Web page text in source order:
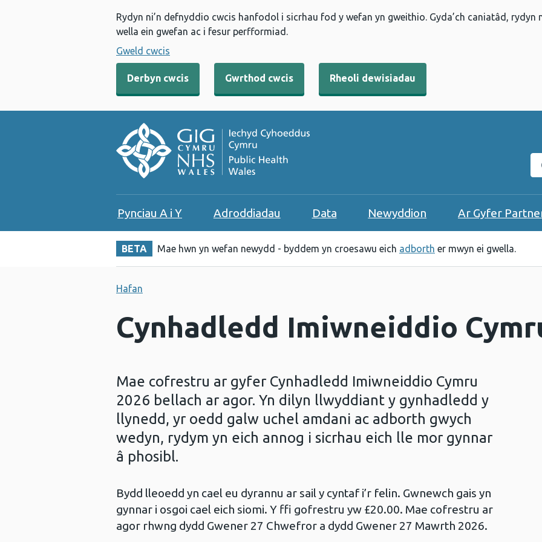
Rydyn ni’n defnyddio cwcis hanfodol i sicrhau fod y wefan yn gweithio. Gyda’ch caniatâd,
wella ein gwefan ac i fesur perfformiad.
Gweld cwcis
Derbyn cwcis Gwrthod cwcis Rheoli dewisiadau
Pynciau A i Y Adroddiadau Data Newyddion Ar Gyfer
BETA Mae hwn yn wefan newydd - byddem yn croesawu eich adborth er mwyn ei gwella.
Hafan
Cynhadledd Imiwneiddio
Mae cofrestru ar gyfer Cynhadledd Imiwneiddio Cymru
2026 bellach ar agor. Yn dilyn llwyddiant y gynhadledd y
llynedd, yr oedd galw uchel amdani ac adborth gwych
wedyn, rydym yn eich annog i sicrhau eich lle mor gynnar
â phosibl.
Bydd lleoedd yn cael eu dyrannu ar sail y cyntaf i’r felin. Gwnewch gais yn
gynnar i osgoi cael eich siomi. Y ffi gofrestru yw £20.00. Mae cofrestru ar
agor rhwng dydd Gwener 27 Chwefror a dydd Gwener 27 Mawrth 2026.